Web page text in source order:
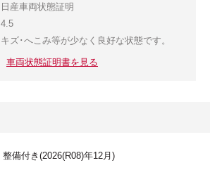
日産車両状態証明
4.5
キズ･へこみ等が少なく良好な状態です。
車両状態証明書を見る
整備付き (2026(R08)年12月)